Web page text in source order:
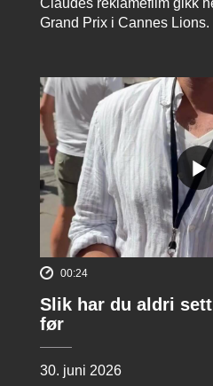
Claudes reklamefilm gikk
Grand Prix i Cannes Lions.
00:24
Slik har du aldri
før
30. juni 2026